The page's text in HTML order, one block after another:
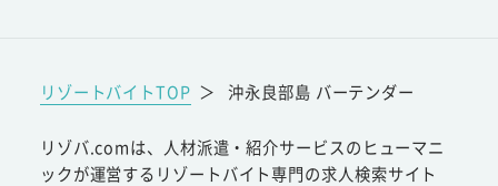
リゾートバイトTOP ＞ 沖永良部島 バーテンダー
リゾバ.comは、人材派遣・紹介サービスのヒューマニ
ックが運営するリゾートバイト専門の求人検索サイト